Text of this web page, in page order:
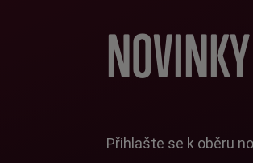
Přihlašte se k oběru